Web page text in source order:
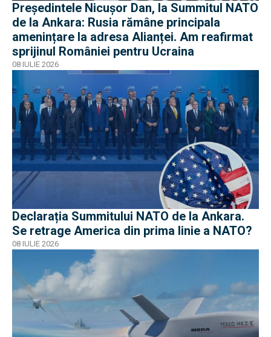
Președintele Nicușor Dan, la Summitul NATO
de la Ankara: Rusia rămâne principala
amenințare la adresa Alianței. Am reafirmat
sprijinul României pentru Ucraina
08 IULIE 2026
Declarația Summitului NATO de la Ankara.
Se retrage America din prima linie a NATO?
08 IULIE 2026